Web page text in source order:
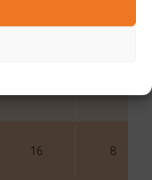
Diámetro (cm)
16 8